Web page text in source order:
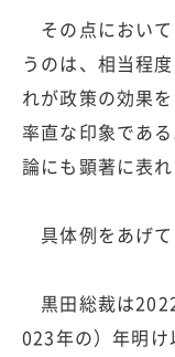
その点におい
うのは、相当程
れが政策の効果
率直な印象であ
論にも顕著に表れ
具体例をあげて
黒田総裁は
023年の）年明け